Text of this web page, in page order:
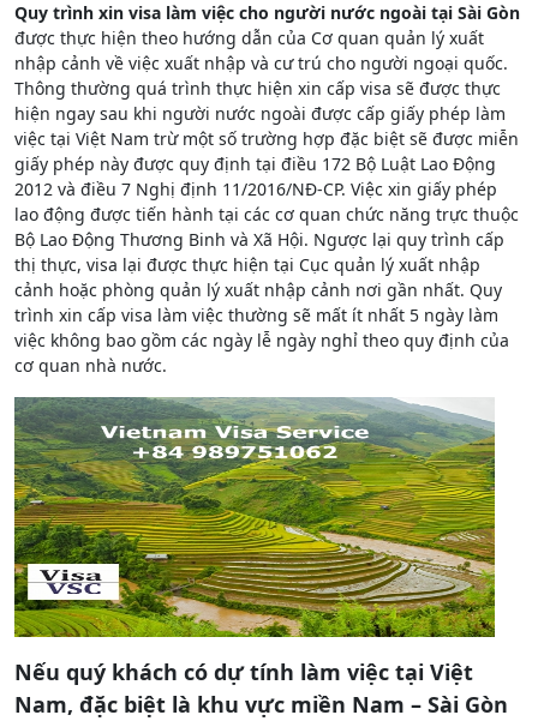
Quy trình xin visa làm việc cho người nước ngoài tại Sài Gòn
được thực hiện theo hướng dẫn của Cơ quan quản lý xuất
nhập cảnh về việc xuất nhập và cư trú cho người ngoại quốc.
Thông thường quá trình thực hiện xin cấp visa sẽ được thực
hiện ngay sau khi người nước ngoài được cấp giấy phép làm
việc tại Việt Nam trừ một số trường hợp đặc biệt sẽ được miễn
giấy phép này được quy định tại điều 172 Bộ Luật Lao Động
2012 và điều 7 Nghị định 11/2016/NĐ-CP. Việc xin giấy phép
lao động được tiến hành tại các cơ quan chức năng trực thuộc
Bộ Lao Động Thương Binh và Xã Hội. Ngược lại quy trình cấp
thị thực, visa lại được thực hiện tại Cục quản lý xuất nhập
cảnh hoặc phòng quản lý xuất nhập cảnh nơi gần nhất. Quy
trình xin cấp visa làm việc thường sẽ mất ít nhất 5 ngày làm
việc không bao gồm các ngày lễ ngày nghỉ theo quy định của
cơ quan nhà nước.
Nếu quý khách có dự tính làm việc tại Việt
Nam, đặc biệt là khu vực miền Nam – Sài Gòn